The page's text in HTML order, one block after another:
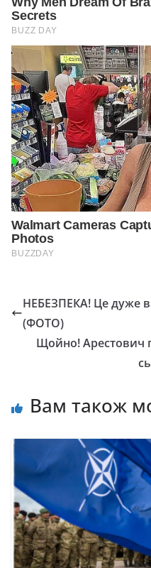
НЕБЕЗПЕКА! Це дуже
(ФОТО)
Щойно! Арестович
Вам також